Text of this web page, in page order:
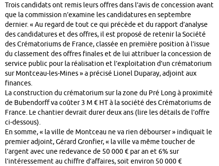
Trois candidats ont remis leurs offres dans l’avis de concession avant
que la commission n’examine les candidatures en septembre
dernier. « Au regard de tout ce qui précède et du rapport d’analyse
des candidatures et des offres, il est proposé de retenir la Société
des Crématoriums de France, classée en première position à l’issue
du classement des offres finales et de lui attribuer la concession de
service public pour la réalisation et l’exploitation d’un crématorium
sur Montceau-les-Mines » a précisé Lionel Duparay, adjoint aux
finances.
La construction du crématorium sur la zone du Pré Long à proximité
de Bubendorff va coûter 3 M € HT à la société des Crématoriums de
France. Le chantier devrait durer deux ans (lire les détails de l’offre
ci-dessous).
En somme, « la ville de Montceau ne va rien débourser » indiquait le
premier adjoint, Gérard Gronfier, « la ville va même toucher de
l’argent avec une redevance de 50 000 € par an et 6% sur
l’intéressement au chiffre d’affaires, soit environ 50 000 €